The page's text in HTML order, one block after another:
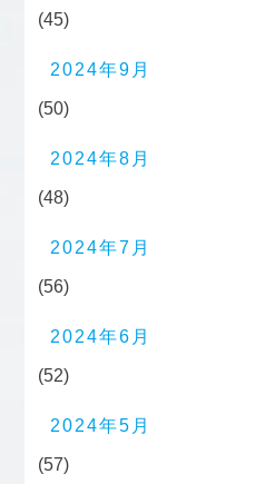
(45)
2024年9月
(50)
2024年8月
(48)
2024年7月
(56)
2024年6月
(52)
2024年5月
(57)